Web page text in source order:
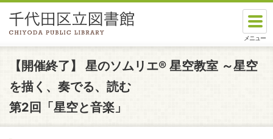
【開催終了】
星のソムリエ® 星空教室 ～星空
を描く、奏でる、読む
第2回「星空と音楽」